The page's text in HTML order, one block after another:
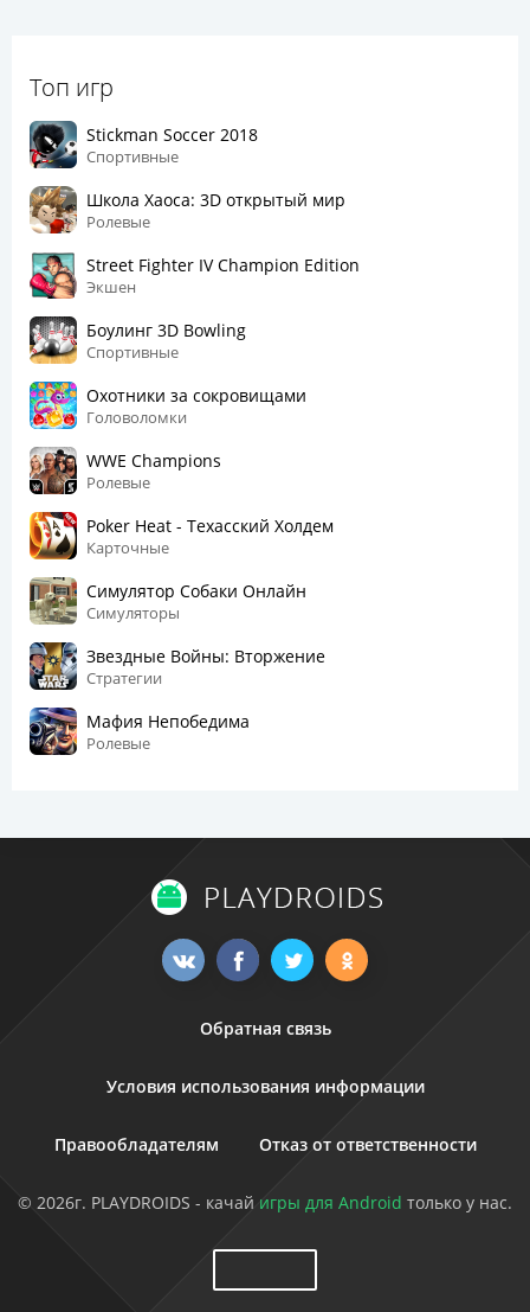
Топ игр
Stickman Soccer 2018
Спортивные
Школа Хаоса: 3D открытый мир
Ролевые
Street Fighter IV Champion Edition
Экшен
Боулинг 3D Bowling
Спортивные
Охотники за сокровищами
Головоломки
WWE Champions
Ролевые
Poker Heat - Техасский Холдем
Карточные
Симулятор Собаки Онлайн
Симуляторы
Звездные Войны: Вторжение
Стратегии
Мафия Непобедима
Ролевые
Обратная связь
Условия использования информации
Правообладателям Отказ от ответственности
© 2026г. PLAYDROIDS - качай игры для Android только у нас.